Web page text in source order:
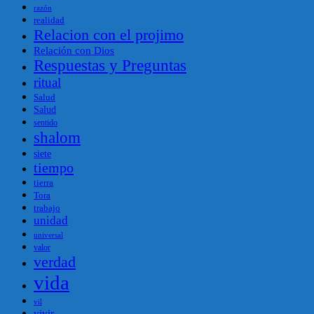
razón
realidad
Relacion con el projimo
Relación con Dios
Respuestas y Preguntas
ritual
Salud
Salud
sentido
shalom
siete
tiempo
tierra
Tora
trabajo
unidad
universal
valor
verdad
vida
vil